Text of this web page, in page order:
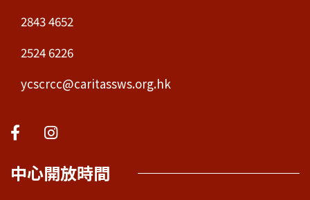
2843 4652
2524 6226
ycscrcc@caritassws.org.hk
中心開放時間